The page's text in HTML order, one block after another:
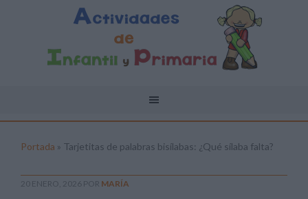
Portada » Tarjetitas de palabras bisílabas: ¿Qué sílaba falta?
20 ENERO, 2026 POR MARÍA